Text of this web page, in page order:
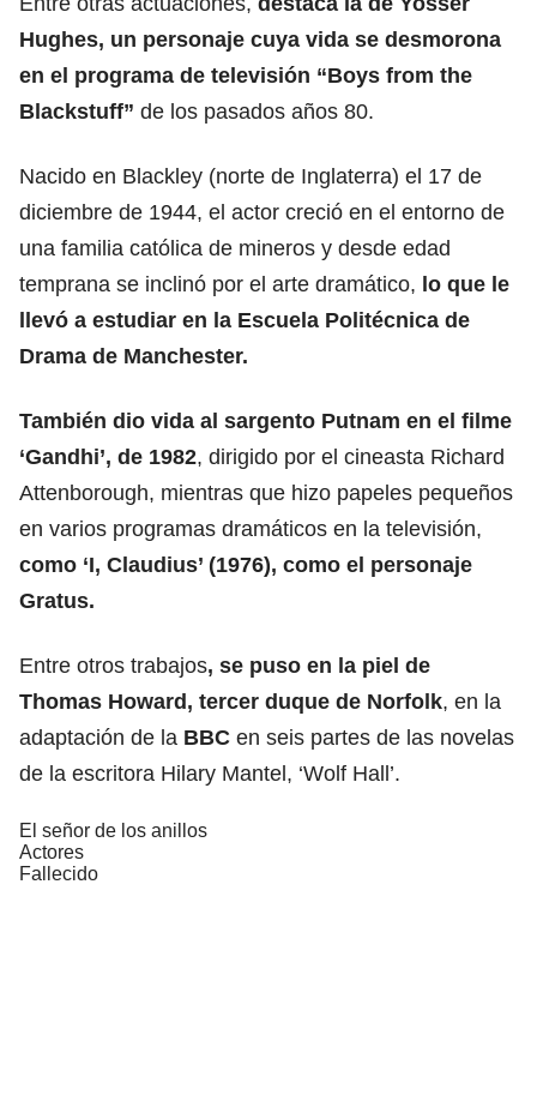
Hughes, un personaje cuya vida se desmorona
en el programa de televisión “Boys from the
Blackstuff” de los pasados años 80.
Nacido en Blackley (norte de Inglaterra) el 17 de
diciembre de 1944, el actor creció en el entorno de
una familia católica de mineros y desde edad
temprana se inclinó por el arte dramático, lo que le
llevó a estudiar en la Escuela Politécnica de
Drama de Manchester.
También dio vida al sargento Putnam en el filme
‘Gandhi’, de 1982, dirigido por el cineasta Richard
Attenborough, mientras que hizo papeles pequeños
en varios programas dramáticos en la televisión,
como ‘I, Claudius’ (1976), como el personaje
Gratus.
Entre otros trabajos, se puso en la piel de
Thomas Howard, tercer duque de Norfolk, en la
adaptación de la BBC en seis partes de las novelas
de la escritora Hilary Mantel, ‘Wolf Hall’.
El señor de los anillos
Actores
Fallecido